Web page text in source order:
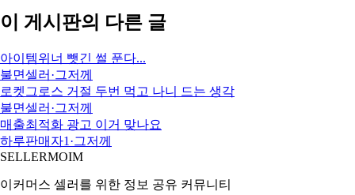
이 게시판의 다른 글
아이템위너 뺏긴 썰 푼다...
불면셀러 ·그저께
로켓그로스 거절 두번 먹고 나니 드는 생각
불면셀러 ·그저께
매출최적화 광고 이거 맞나요
하루판매자1 ·그저께
SELLERMOIM
이커머스 셀러를 위한 정보 공유 커뮤니티